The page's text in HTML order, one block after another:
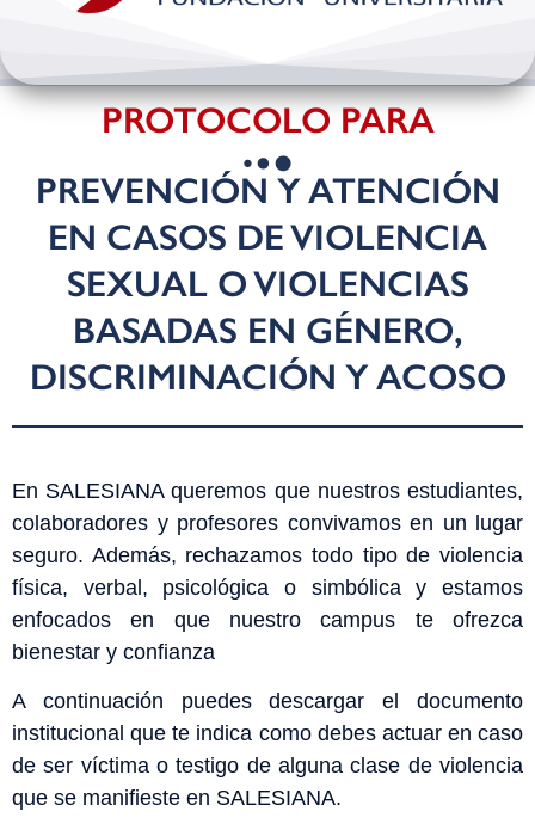
Internacionalización
Investigación
Extension y desarrollo
PROTOCOLO PARA
PREVENCIÓN Y ATENCIÓN
EN CASOS DE VIOLENCIA
SEXUAL O VIOLENCIAS
BASADAS EN GÉNERO,
DISCRIMINACIÓN Y ACOSO
En SALESIANA queremos que nuestros estudiantes,
colaboradores y profesores convivamos en un lugar
seguro. Además, rechazamos todo tipo de violencia
física, verbal, psicológica o simbólica y estamos
enfocados en que nuestro campus te ofrezca
bienestar y confianza
A continuación puedes descargar el documento
institucional que te indica como debes actuar en caso
de ser víctima o testigo de alguna clase de violencia
que se manifieste en SALESIANA.